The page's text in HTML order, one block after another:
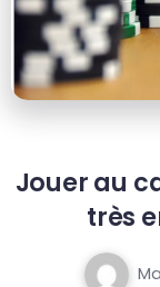
Jouer au
très